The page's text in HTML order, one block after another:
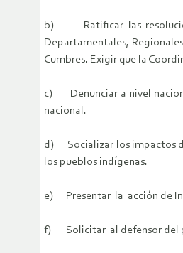
b) Ratificar las
Departamentales,
Cumbres. Exigir que la
c) Denunciar a nivel
nacional.
d) Socializar los impactos
los pueblos indígenas.
e) Presentar la acción de
f) Solicitar al defensor del